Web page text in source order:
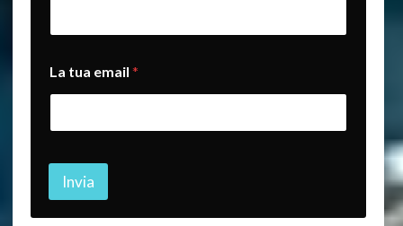
l
m
a
i
t
o
La tua email *
Invia